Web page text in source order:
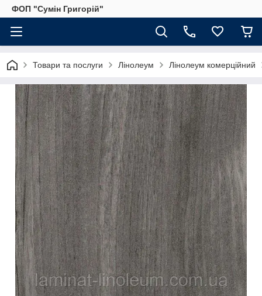
ФОП "Сумін Григорій"
Товари та послуги Лінолеум Лінолеум комерційний